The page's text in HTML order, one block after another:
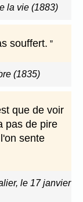
la vie (1883)
souffert.
(1835)
que de voir
pas de pire
sente
le 17 janvier